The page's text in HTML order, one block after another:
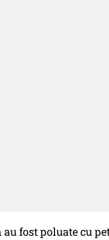
au fost poluate cu